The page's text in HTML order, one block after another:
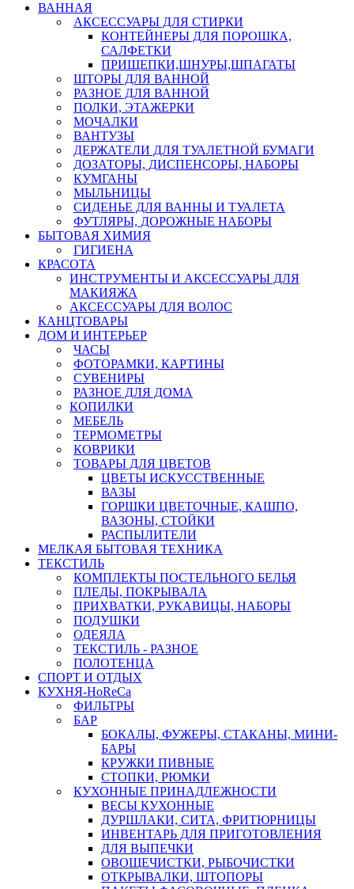
ВАННАЯ
АКСЕССУАРЫ ДЛЯ СТИРКИ
КОНТЕЙНЕРЫ ДЛЯ ПОРОШКА,
САЛФЕТКИ
ПРИЩЕПКИ,ШНУРЫ,ШПАГАТЫ
ШТОРЫ ДЛЯ ВАННОЙ
РАЗНОЕ ДЛЯ ВАННОЙ
ПОЛКИ, ЭТАЖЕРКИ
МОЧАЛКИ
ВАНТУЗЫ
ДЕРЖАТЕЛИ ДЛЯ ТУАЛЕТНОЙ БУМАГИ
ДОЗАТОРЫ, ДИСПЕНСОРЫ, НАБОРЫ
КУМГАНЫ
МЫЛЬНИЦЫ
СИДЕНЬЕ ДЛЯ ВАННЫ И ТУАЛЕТА
ФУТЛЯРЫ, ДОРОЖНЫЕ НАБОРЫ
БЫТОВАЯ ХИМИЯ
ГИГИЕНА
КРАСОТА
ИНСТРУМЕНТЫ И АКСЕССУАРЫ ДЛЯ
МАКИЯЖА
АКСЕССУАРЫ ДЛЯ ВОЛОС
КАНЦТОВАРЫ
ДОМ И ИНТЕРЬЕР
ЧАСЫ
ФОТОРАМКИ, КАРТИНЫ
СУВЕНИРЫ
РАЗНОЕ ДЛЯ ДОМА
КОПИЛКИ
МЕБЕЛЬ
ТЕРМОМЕТРЫ
КОВРИКИ
ТОВАРЫ ДЛЯ ЦВЕТОВ
ЦВЕТЫ ИСКУССТВЕННЫЕ
ВАЗЫ
ГОРШКИ ЦВЕТОЧНЫЕ, КАШПО,
ВАЗОНЫ, СТОЙКИ
РАСПЫЛИТЕЛИ
МЕЛКАЯ БЫТОВАЯ ТЕХНИКА
ТЕКСТИЛЬ
КОМПЛЕКТЫ ПОСТЕЛЬНОГО БЕЛЬЯ
ПЛЕДЫ, ПОКРЫВАЛА
ПРИХВАТКИ, РУКАВИЦЫ, НАБОРЫ
ПОДУШКИ
ОДЕЯЛА
ТЕКСТИЛЬ - РАЗНОЕ
ПОЛОТЕНЦА
СПОРТ И ОТДЫХ
КУХНЯ-HoReCa
ФИЛЬТРЫ
БАР
БОКАЛЫ, ФУЖЕРЫ, СТАКАНЫ, МИНИ-
БАРЫ
КРУЖКИ ПИВНЫЕ
СТОПКИ, РЮМКИ
КУХОННЫЕ ПРИНАДЛЕЖНОСТИ
ВЕСЫ КУХОННЫЕ
ДУРШЛАКИ, СИТА, ФРИТЮРНИЦЫ
ИНВЕНТАРЬ ДЛЯ ПРИГОТОВЛЕНИЯ
ДЛЯ ВЫПЕЧКИ
ОВОЩЕЧИСТКИ, РЫБОЧИСТКИ
ОТКРЫВАЛКИ, ШТОПОРЫ